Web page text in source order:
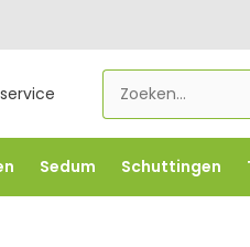
Sedum Schuttingen
€500 -FLOWBO500 -